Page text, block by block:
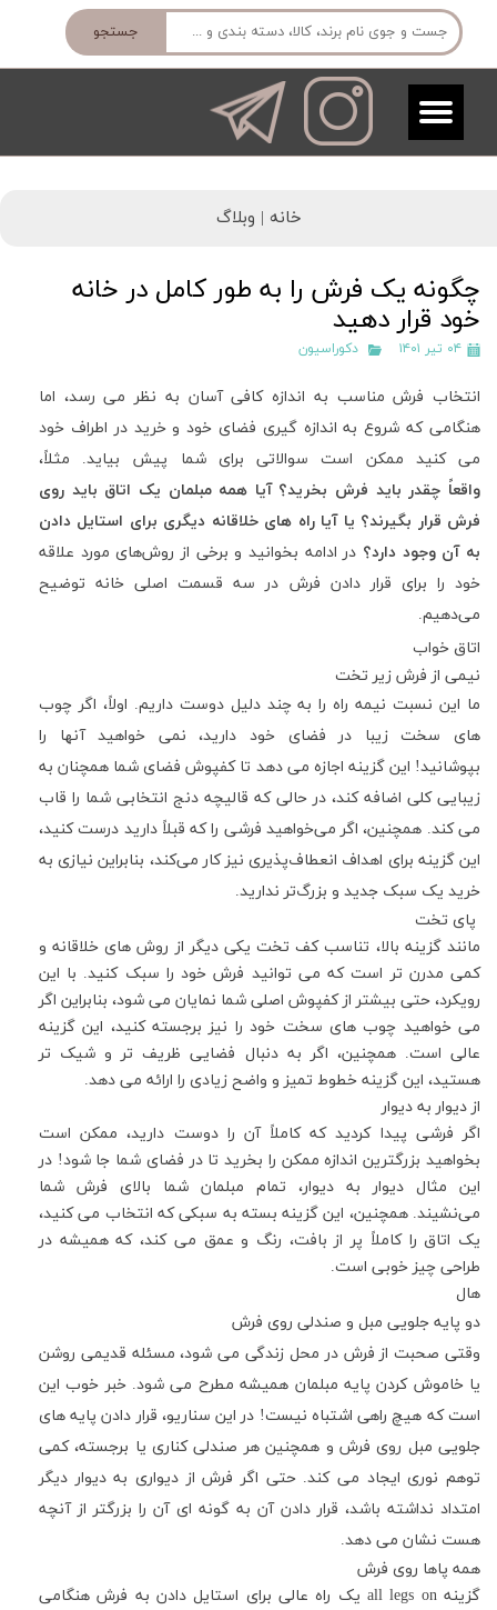
جستجو
خانه | وبلاگ
چگونه یک فرش را به طور کامل در خانه
خود قرار دهید
۰۴ تیر ۱۴۰۱ دکوراسیون
انتخاب فرش مناسب به اندازه کافی آسان به نظر می رسد، اما
هنگامی که شروع به اندازه گیری فضای خود و خرید در اطراف خود
می کنید ممکن است سوالاتی برای شما پیش بیاید. مثلاً،
واقعاً چقدر باید فرش بخرید؟ آیا همه مبلمان یک اتاق باید روی
فرش قرار بگیرند؟ یا آیا راه های خلاقانه دیگری برای استایل دادن
به آن وجود دارد؟ در ادامه بخوانید و برخی از روش‌های مورد علاقه
خود را برای قرار دادن فرش در سه قسمت اصلی خانه توضیح
می‌دهیم.
اتاق خواب
نیمی از فرش زیر تخت
ما این نسبت نیمه راه را به چند دلیل دوست داریم. اولاً، اگر چوب
های سخت زیبا در فضای خود دارید، نمی خواهید آنها را
بپوشانید! این گزینه اجازه می دهد تا کفپوش فضای شما همچنان به
زیبایی کلی اضافه کند، در حالی که قالیچه دنج انتخابی شما را قاب
می کند. همچنین، اگر می‌خواهید فرشی را که قبلاً دارید درست کنید،
این گزینه برای اهداف انعطاف‌پذیری نیز کار می‌کند، بنابراین نیازی به
خرید یک سبک جدید و بزرگ‌تر ندارید.
پای تخت
مانند گزینه بالا، تناسب کف تخت یکی دیگر از روش های خلاقانه و
کمی مدرن تر است که می توانید فرش خود را سبک کنید. با این
رویکرد، حتی بیشتر از کفپوش اصلی شما نمایان می شود، بنابراین اگر
می خواهید چوب های سخت خود را نیز برجسته کنید، این گزینه
عالی است.همچنین، اگر به دنبال فضایی ظریف تر و شیک تر
هستید، این گزینه خطوط تمیز و واضح زیادی را ارائه می دهد.
از دیوار به دیوار
اگر فرشی پیدا کردید که کاملاً آن را دوست دارید، ممکن است
بخواهید بزرگترین اندازه ممکن را بخرید تا در فضای شما جا شود! در
این مثال دیوار به دیوار، تمام مبلمان شما بالای فرش شما
می‌نشیند.همچنین، این گزینه بسته به سبکی که انتخاب می کنید،
یک اتاق را کاملاً پر از بافت، رنگ و عمق می کند، که همیشه در
طراحی چیز خوبی است.
هال
دو پایه جلویی مبل و صندلی روی فرش
وقتی صحبت از فرش در محل زندگی می شود، مسئله قدیمی روشن
یا خاموش کردن پایه مبلمان همیشه مطرح می شود. خبر خوب این
است که هیچ راهی اشتباه نیست! در این سناریو، قرار دادن پایه های
جلویی مبل روی فرش و همچنین هر صندلی کناری یا برجسته، کمی
توهم نوری ایجاد می کند. حتی اگر فرش از دیواری به دیوار دیگر
امتداد نداشته باشد، قرار دادن آن به گونه ای آن را بزرگتر از آنچه
هست نشان می دهد.
همه پاها روی فرش
گزینهall legs on
یک راه عالی برای استایل دادن به فرش هنگامی